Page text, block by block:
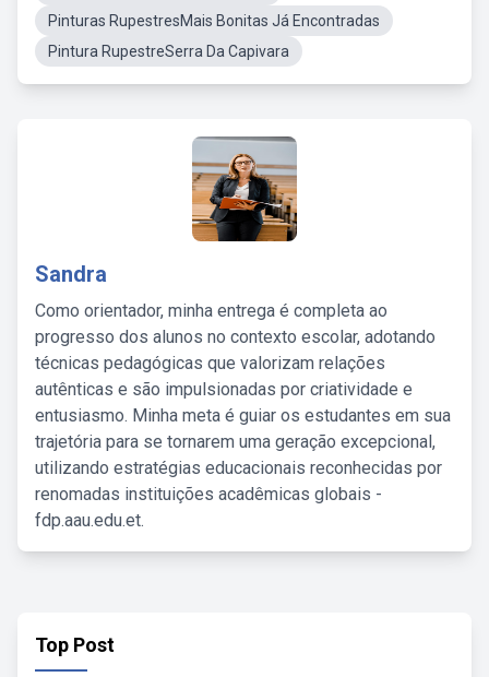
Pinturas RupestresMais Bonitas Já Encontradas
Pintura RupestreSerra Da Capivara
Sandra
Como orientador, minha entrega é completa ao
progresso dos alunos no contexto escolar, adotando
técnicas pedagógicas que valorizam relações
autênticas e são impulsionadas por criatividade e
entusiasmo. Minha meta é guiar os estudantes em sua
trajetória para se tornarem uma geração excepcional,
utilizando estratégias educacionais reconhecidas por
renomadas instituições acadêmicas globais -
fdp.aau.edu.et.
Top Post